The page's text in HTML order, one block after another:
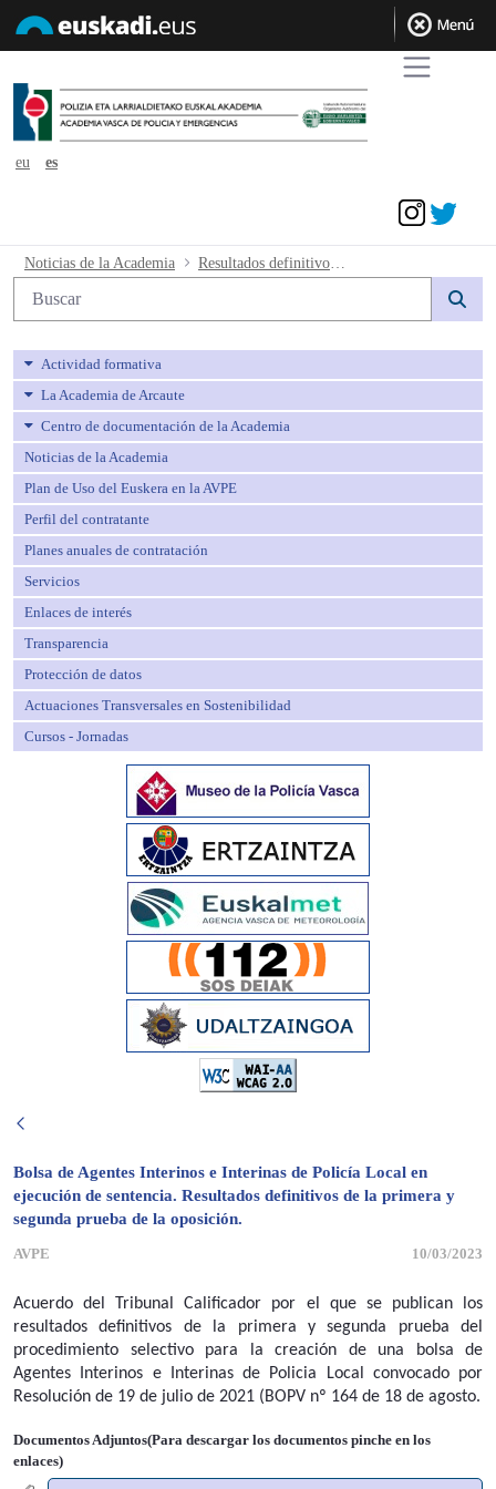
eu
es
Resultados definitivos primera y
Noticias de la Academia
Búsqueda web
Actividad formativa
La Academia de Arcaute
Centro de documentación de la Academia
Noticias de la Academia
Plan de Uso del Euskera en la AVPE
Perfil del contratante
Planes anuales de contratación
Servicios
Enlaces de interés
Transparencia
Protección de datos
Actuaciones Transversales en Sostenibilidad
Cursos - Jornadas
Bolsa de Agentes Interinos e Interinas de Policía Local en
ejecución de sentencia. Resultados definitivos de la primera y
segunda prueba de la oposición.
AVPE 10/03/2023
Acuerdo del Tribunal Calificador por el que se publican los
resultados definitivos de la primera y segunda prueba del
procedimiento selectivo para la creación de una bolsa de
Agentes Interinos e Interinas de Policia Local convocado por
Resolución de 19 de julio de 2021 (BOPV nº 164 de 18 de agosto.
Documentos Adjuntos(Para descargar los documentos pinche en los
enlaces)